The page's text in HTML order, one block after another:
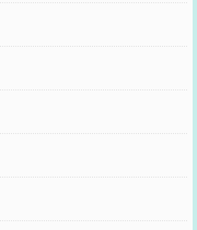
摔了个大包，但好在留
，太医却说他脑中似生瘀
得险些动了胎气。不
而下人说他们夫妻不睦
是他送的；耳坠上雕的